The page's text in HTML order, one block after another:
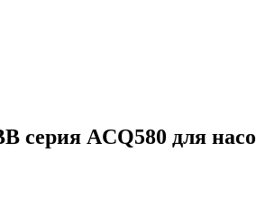
серия ACQ580 для